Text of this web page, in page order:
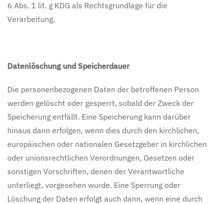
6 Abs. 1 lit. g KDG als Rechtsgrundlage für die
Verarbeitung.
Datenlöschung und Speicherdauer
Die personenbezogenen Daten der betroffenen Person
werden gelöscht oder gesperrt, sobald der Zweck der
Speicherung entfällt. Eine Speicherung kann darüber
hinaus dann erfolgen, wenn dies durch den kirchlichen,
europäischen oder nationalen Gesetzgeber in kirchlichen
oder unionsrechtlichen Verordnungen, Gesetzen oder
sonstigen Vorschriften, denen der Verantwortliche
unterliegt, vorgesehen wurde. Eine Sperrung oder
Löschung der Daten erfolgt auch dann, wenn eine durch